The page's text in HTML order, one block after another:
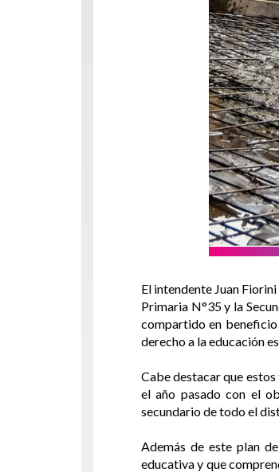
El intendente Juan
Primaria N°35 y la
compartido en beneficio
derecho a la educación
Cabe destacar que
el año pasado con el
secundario de todo el
Además de este plan
educativa y que